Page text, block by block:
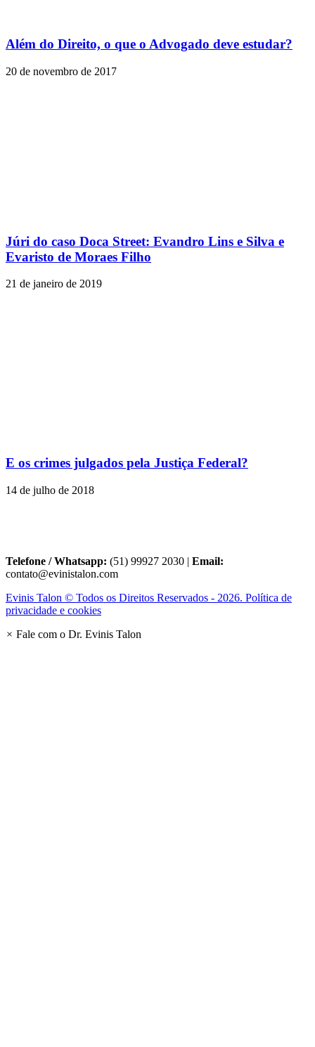
Além do Direito, o que o Advogado deve estudar?
20 de novembro de 2017
Júri do caso Doca Street: Evandro Lins e Silva e
Evaristo de Moraes Filho
21 de janeiro de 2019
E os crimes julgados pela Justiça Federal?
14 de julho de 2018
Telefone / Whatsapp: (51) 99927 2030 | Email:
contato@evinistalon.com
Evinis Talon © Todos os Direitos Reservados - 2026. Política de
privacidade e cookies
× Fale com o Dr. Evinis Talon